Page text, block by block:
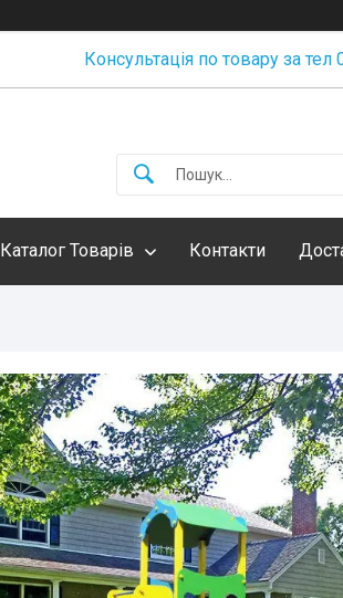
Консультація по товару за тел
Каталог Товарів Контакти